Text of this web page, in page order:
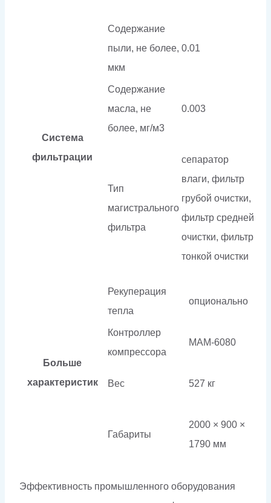
Система
фильтрации
Содержание
пыли, не более,
мкм
0.01
Содержание
масла, не
более, мг/м3
0.003
Тип
магистрального
фильтра
сепаратор
влаги, фильтр
грубой очистки,
фильтр средней
очистки, фильтр
тонкой очистки
Больше
характеристик
Рекуперация
тепла
опционально
Контроллер
компрессора
МАМ-6080
Вес 527 кг
Габариты
2000 × 900 ×
1790 мм
Эффективность промышленного оборудования